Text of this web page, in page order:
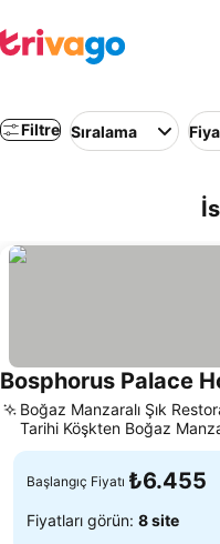
Filtre Sıralama
Bosphorus Palace
Boğaz Manzaralı Şık
Tarihi Köşkten Boğaz
Başlangıç Fiyatı ₺6.455
Fiyatları görün: 8 site